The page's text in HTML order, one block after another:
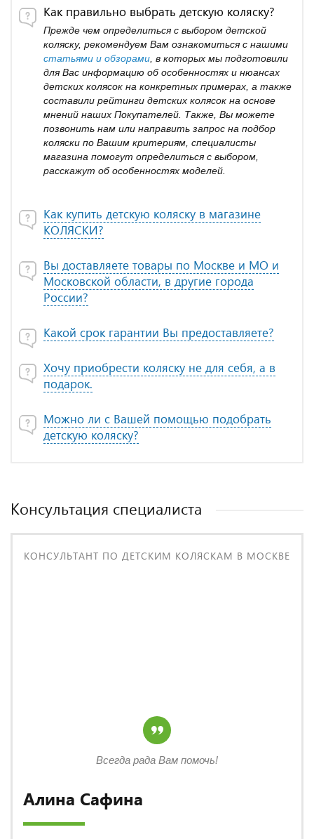
Как правильно выбрать детскую коляску?
Прежде чем определиться с выбором детской
коляску, рекомендуем Вам ознакомиться с нашими
статьями и обзорами , в которых мы подготовили
для Вас информацию об особенностях и нюансах
детских колясок на конкретных примерах, а также
составили рейтинги детских колясок на основе
мнений наших Покупателей. Также, Вы можете
позвонить нам или направить запрос на подбор
коляски по Вашим критериям, специалисты
магазина помогут определиться с выбором,
расскажут об особенностях моделей.
Как купить детскую коляску в магазине
КОЛЯСКИ?
Вы доставляете товары по Москве и МО и
Московской области, в другие города
России?
Какой срок гарантии Вы предоставляете?
Хочу приобрести коляску не для себя, а в
подарок.
Можно ли с Вашей помощью подобрать
детскую коляску?
Консультация специалиста
КОНСУЛЬТАНТ ПО ДЕТСКИМ КОЛЯСКАМ В МОСКВЕ
Алина Сафина
Всегда рада Вам помочь!